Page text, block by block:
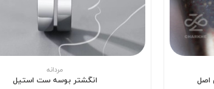
اصل
مردانه
انگشتر بوسه ست استیل